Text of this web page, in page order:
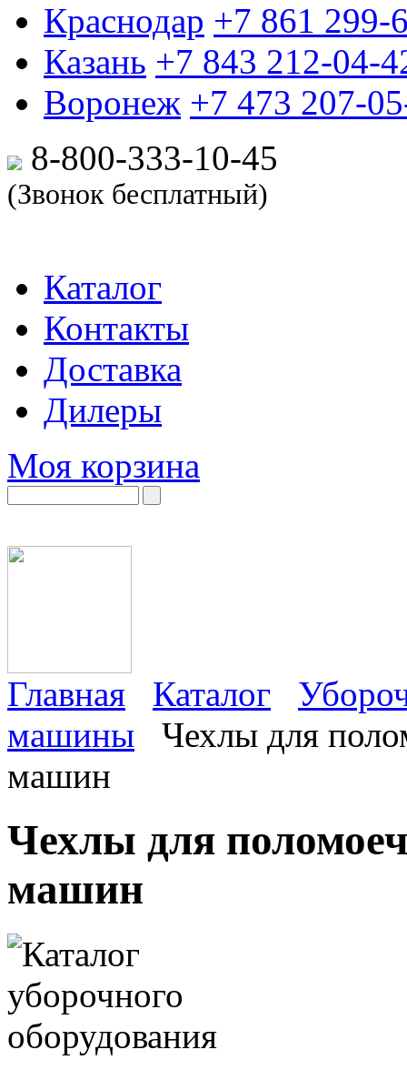
Краснодар +7 861 299-
Казань +7 843 212-04-
Воронеж +7 473 207-
8-800-333-10-45
(Звонок бесплатный)
Каталог
Контакты
Доставка
Дилеры
Моя корзина
Главная Каталог
машины
Чехлы для
машин
Чехлы для
машин